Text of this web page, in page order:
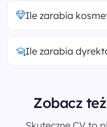
Ile zarabia
Ile zarabia
Zobacz